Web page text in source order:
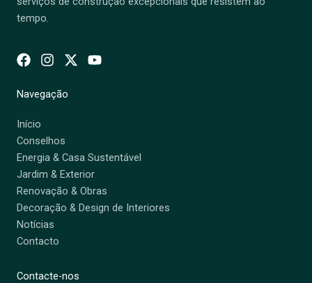
tempo.
Navegação
Início
Conselhos
Energia & Casa Sustentável
Jardim & Exterior
Renovação & Obras
Decoração & Design de Interiores
Notícias
Contacto
Contacte-nos